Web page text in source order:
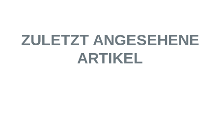
ZULETZT ANGESEHENE
ARTIKEL